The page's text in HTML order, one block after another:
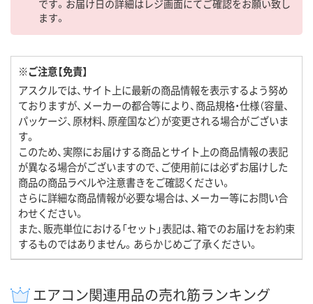
です。お届け日の詳細はレジ画面にてご確認をお願い致し
ます。
※ご注意【免責】
アスクルでは、サイト上に最新の商品情報を表示するよう努め
ておりますが、メーカーの都合等により、商品規格・仕様（容量、
パッケージ、原材料、原産国など）が変更される場合がございま
す。
このため、実際にお届けする商品とサイト上の商品情報の表記
が異なる場合がございますので、ご使用前には必ずお届けした
商品の商品ラベルや注意書きをご確認ください。
さらに詳細な商品情報が必要な場合は、メーカー等にお問い合
わせください。
また、販売単位における「セット」表記は、箱でのお届けをお約束
するものではありません。あらかじめご了承ください。
エアコン関連用品の売れ筋ランキング